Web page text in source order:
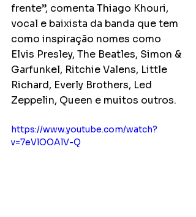
frente”, comenta Thiago Khouri,
vocal e baixista da banda que tem
como inspiração nomes como
Elvis Presley, The Beatles, Simon &
Garfunkel, Ritchie Valens, Little
Richard, Everly Brothers, Led
Zeppelin, Queen e muitos outros.
https://www.youtube.com/watch?
v=7eVlOOAlV-Q